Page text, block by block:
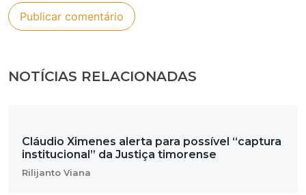
NOTÍCIAS RELACIONADAS
Cláudio Ximenes alerta para possível “captura
institucional” da Justiça timorense
Rilijanto Viana